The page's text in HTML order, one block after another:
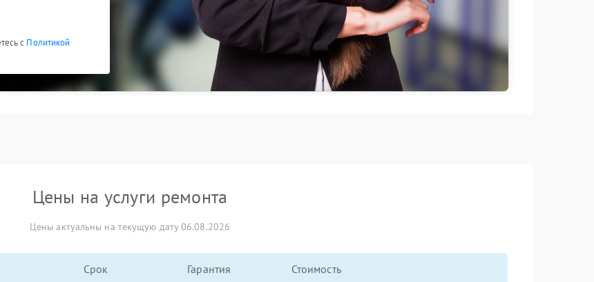
с Политикой
Цены на услуги ремонта
Цены актуальны на текущую дату 06.08.2026
Срок Гарантия Стоимость